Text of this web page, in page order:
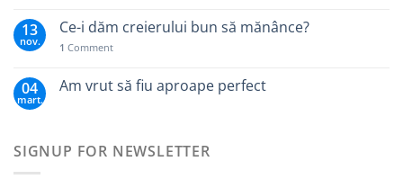
13
nov.
Ce-i dăm creierului bun să mănânce?
1 Comment
04
mart.
Am vrut să fiu aproape perfect
SIGNUP FOR NEWSLETTER